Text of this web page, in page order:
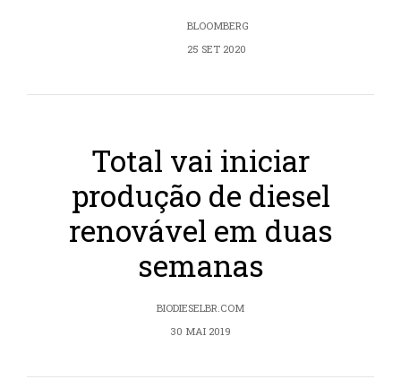
BLOOMBERG
25 SET 2020
Total vai iniciar
produção de diesel
renovável em duas
semanas
BIODIESELBR.COM
30 MAI 2019